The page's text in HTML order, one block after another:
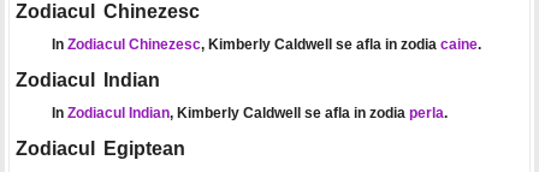
Zodiacul Chinezesc
In Zodiacul Chinezesc, Kimberly Caldwell se afla in zodia caine.
Zodiacul Indian
In Zodiacul Indian, Kimberly Caldwell se afla in zodia perla.
Zodiacul Egiptean